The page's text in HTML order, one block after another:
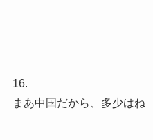
16.
まあ中国だから、多少はね